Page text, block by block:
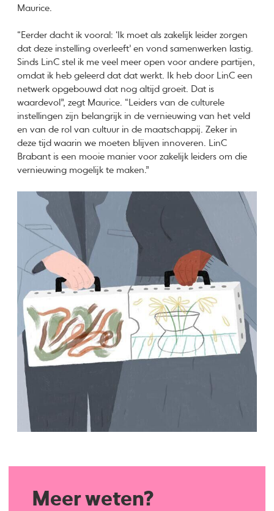
Maurice.
“Eerder dacht ik vooral: ‘Ik moet als zakelijk leider zorgen
dat deze instelling overleeft’ en vond samenwerken lastig.
Sinds LinC stel ik me veel meer open voor andere partijen,
omdat ik heb geleerd dat dat werkt. Ik heb door LinC een
netwerk opgebouwd dat nog altijd groeit. Dat is
waardevol”, zegt Maurice. “Leiders van de culturele
instellingen zijn belangrijk in de vernieuwing van het veld
en van de rol van cultuur in de maatschappij. Zeker in
deze tijd waarin we moeten blijven innoveren. LinC
Brabant is een mooie manier voor zakelijk leiders om die
vernieuwing mogelijk te maken.”
Meer weten?